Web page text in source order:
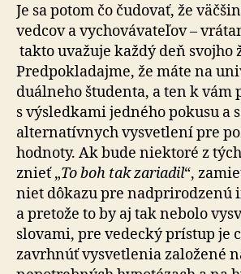
Je sa potom čo čudovať, že
vedcov a vychovávateľov –
takto uvažuje každý deň svojho
Predpokladajme, že máte na
du­ál­ne­ho študenta, a ten k vám
s výsledkami jedného pokusu a
alternatívnych vysvetlení pre
hodnoty. Ak bude niektoré z
znieť „To boh tak zariadil“,
niet dôkazu pre nadprirodzenú
a pretože to by aj tak nebolo
slovami, pre vedecký prístup je
zavrhnúť vy­svet­le­nia založené